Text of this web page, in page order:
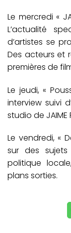
Le mercredi «
L’actualité
d’artistes se
Des acteurs et
premières de
Le jeudi, «
interview suivi
studio de JAIME
Le vendredi, «
sur des sujets
politique
plans sorties.